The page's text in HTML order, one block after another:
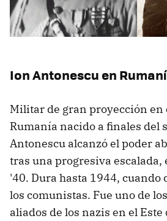
Ion Antonescu en
Militar de gran proyección en
Rumanía nacido a finales del
Antonescu alcanzó el poder
tras una progresiva escalada,
'40. Dura hasta 1944, cuando
los comunistas. Fue uno de
aliados de los nazis en el Este